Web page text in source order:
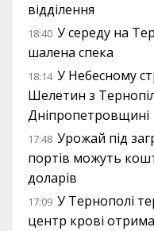
відділення
18:40 У середу на
шалена спека
18:14 У Небесному
Шелетин з
Дніпропетровщині
17:48 Урожай під
портів можуть
доларів
17:09 У Тернополі
центр крові